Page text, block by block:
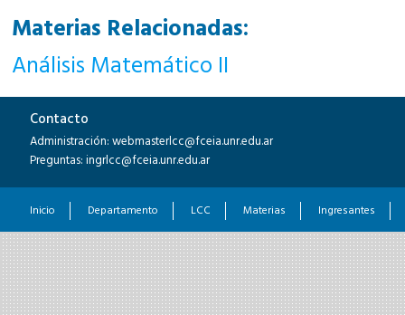
Materias Relacionadas:
Análisis Matemático II
Contacto
Administración: webmasterlcc@fceia.unr.edu.ar
Preguntas: ingrlcc@fceia.unr.edu.ar
Inicio Departamento LCC Materias Ingresantes